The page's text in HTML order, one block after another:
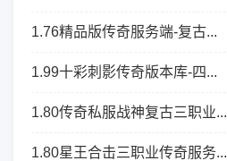
1.76精品版传奇服务端-复古...
1.99十彩刺影传奇版本库-四...
1.80传奇私服战神复古三职业...
1.80星王合击三职业传奇服务...